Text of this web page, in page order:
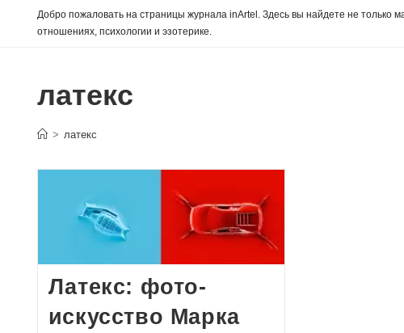
ПерейтиДобро пожаловать на страницы журнала inArtel. Здесь вы найдете не только
отношениях, психологии и эзотерике.
латекс
> латекс
Латекс: фото-
искусство Марка